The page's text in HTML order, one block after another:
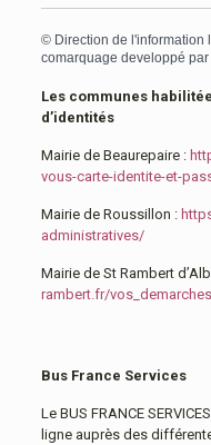
© Direction de l'information
comarquage developpé par
Les communes
d’identités
Mairie de Beaurepaire :
vous-carte-identite-et-
Mairie de Roussillon :
administratives/
Mairie de St Rambert
rambert.fr/
Bus France Services
Le BUS FRANCE
ligne auprès des